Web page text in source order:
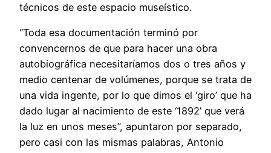
técnicos de este espacio museístico.
“Toda esa documentación terminó por
convencernos de que para hacer una obra
autobiográfica necesitaríamos dos o tres años y
medio centenar de volúmenes, porque se trata de
una vida ingente, por lo que dimos el ‘giro’ que ha
dado lugar al nacimiento de este ‘1892’ que verá
la luz en unos meses”, apuntaron por separado,
pero casi con las mismas palabras, Antonio